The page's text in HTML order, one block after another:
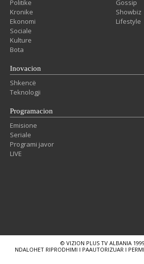
Politike
Kronike
Ekonomi
Sociale
Kulture
Bota
Gossip
Showbiz
Lifestyle
Inovacion
Shkencë
Teknologji
Programacion
Emisione
Seriale
Programi javor
LIVE
© VIZION PLUS TV ALBANIA
NDALOHET RIPRODHIMI I PAAUTORIZUAR I